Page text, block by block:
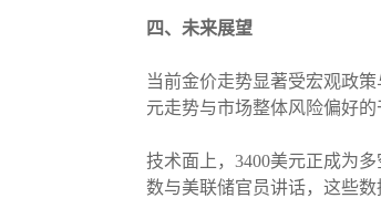
四、未来展望
当前金价走势显著受宏观政
元走势与市场整体风险偏好的
技术面上，3400美元正成为
数与美联储官员讲话，这些